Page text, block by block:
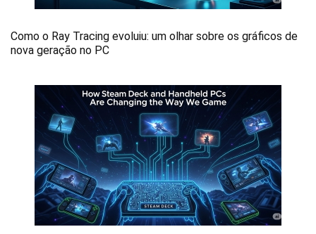
Como o Ray Tracing evoluiu: um olhar sobre os gráficos de
nova geração no PC